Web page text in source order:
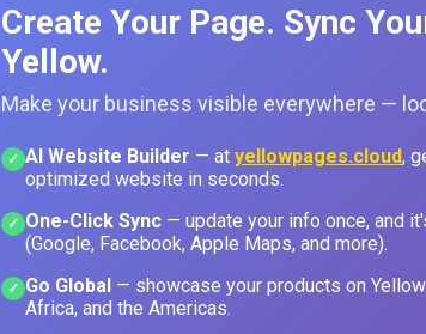
Create Your Page. Sync
Yellow.
Make your business visible everywhere —
✓ AI Website Builder — at yellowpages.cloud,
optimized website in seconds.
✓ One-Click Sync — update your info once, and
(Google, Facebook, Apple Maps, and more).
✓ Go Global — showcase your products on
Africa, and the Americas.